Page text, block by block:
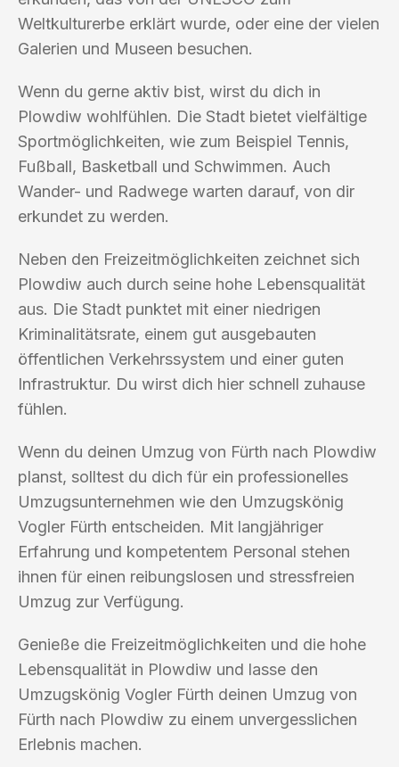
Weltkulturerbe erklärt wurde, oder eine der vielen
Galerien und Museen besuchen.
Wenn du gerne aktiv bist, wirst du dich in
Plowdiw wohlfühlen. Die Stadt bietet vielfältige
Sportmöglichkeiten, wie zum Beispiel Tennis,
Fußball, Basketball und Schwimmen. Auch
Wander- und Radwege warten darauf, von dir
erkundet zu werden.
Neben den Freizeitmöglichkeiten zeichnet sich
Plowdiw auch durch seine hohe Lebensqualität
aus. Die Stadt punktet mit einer niedrigen
Kriminalitätsrate, einem gut ausgebauten
öffentlichen Verkehrssystem und einer guten
Infrastruktur. Du wirst dich hier schnell zuhause
fühlen.
Wenn du deinen Umzug von Fürth nach Plowdiw
planst, solltest du dich für ein professionelles
Umzugsunternehmen wie den Umzugskönig
Vogler Fürth entscheiden. Mit langjähriger
Erfahrung und kompetentem Personal stehen
ihnen für einen reibungslosen und stressfreien
Umzug zur Verfügung.
Genieße die Freizeitmöglichkeiten und die hohe
Lebensqualität in Plowdiw und lasse den
Umzugskönig Vogler Fürth deinen Umzug von
Fürth nach Plowdiw zu einem unvergesslichen
Erlebnis machen.